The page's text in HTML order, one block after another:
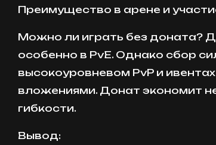
Преимущество в арене и
Можно ли играть без доната?
особенно в PvE. Однако сбор
высокоуровневом PvP и
вложениями. Донат экономит
гибкости.
Вывод: